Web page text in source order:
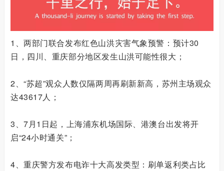
1、两部门联合发布红色山洪灾害气象预警：预计30
日，四川、重庆部分地区发生山洪可能性很大；
2、“苏超”观众人数仅隔两周再刷新新高，苏州主场观众
达43617人；
3、7月1日起，上海浦东机场国际、港澳台出发将开
启“24小时通关”；
4、重庆警方发布电诈十大高发类型：刷单返利类占比